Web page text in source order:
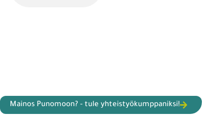
Mainos Punomoon? - tule yhteistyökumppaniksi!